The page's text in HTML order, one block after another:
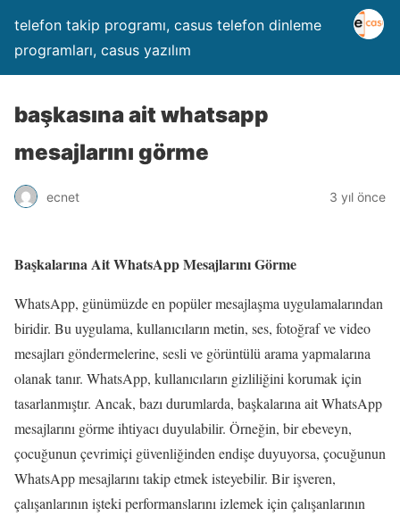
telefon takip programı, casus telefon dinleme
programları, casus yazılım
başkasına ait whatsapp
mesajlarını görme
ecnet 3 yıl önce
Başkalarına Ait WhatsApp Mesajlarını Görme
WhatsApp, günümüzde en popüler mesajlaşma uygulamalarından
biridir. Bu uygulama, kullanıcıların metin, ses, fotoğraf ve video
mesajları göndermelerine, sesli ve görüntülü arama yapmalarına
olanak tanır. WhatsApp, kullanıcıların gizliliğini korumak için
tasarlanmıştır. Ancak, bazı durumlarda, başkalarına ait WhatsApp
mesajlarını görme ihtiyacı duyulabilir. Örneğin, bir ebeveyn,
çocuğunun çevrimiçi güvenliğinden endişe duyuyorsa, çocuğunun
WhatsApp mesajlarını takip etmek isteyebilir. Bir işveren,
çalışanlarının işteki performanslarını izlemek için çalışanlarının